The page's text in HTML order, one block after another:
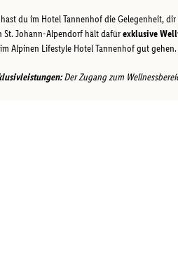
du im Hotel Tannenhof die Gelegenheit,
St. Johann-Alpendorf hält dafürexklusive
Alpinen Lifestyle Hotel Tannenhof gut gehen.
Der Zugang zum